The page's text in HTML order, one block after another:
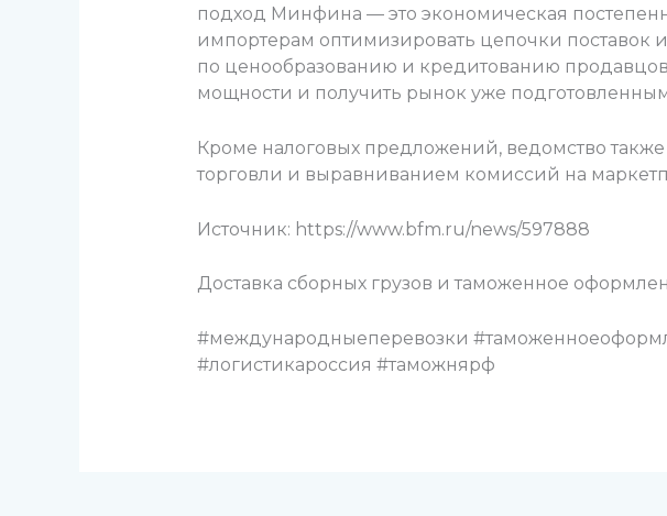
подход Минфина — это экономическая
импортерам оптимизировать цепочки поставок
по ценообразованию и кредитованию
мощности и получить рынок уже
Кроме налоговых предложений, ведомство
торговли и выравниванием комиссий на
Источник: https://www.bfm.ru/news/597888
Доставка сборных грузов и таможенное
#международныеперевозки
#логистикароссия #таможнярф